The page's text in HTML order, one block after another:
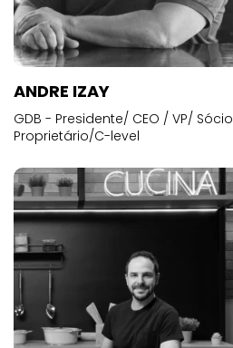
ANDRE IZAY
GDB - Presidente/ CEO / VP/ Sócio
Proprietário/C-level